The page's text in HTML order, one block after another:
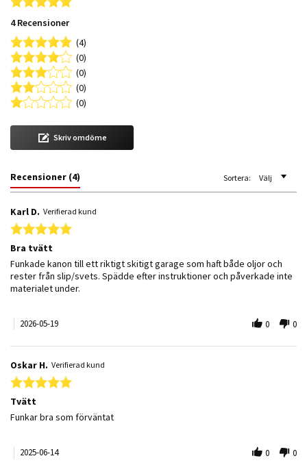
4 Recensioner
(4)
(0)
(0)
(0)
(0)
Skriv omdöme
Recensioner (4) Sortera: Välj
Karl D. Verifierad kund
5.0 star rating
Bra tvätt
Review by Karl D. on 19 May 2026
review stating Bra tvätt
Funkade kanon till ett riktigt skitigt garage som haft både oljor och
rester från slip/svets. Spädde efter instruktioner och påverkade inte
materialet under.
2026-05-19 0 0
Oskar H. Verifierad kund
5.0 star rating
Tvätt
Review by Oskar H. on 14 Jun 2025
review stating Tvätt
Funkar bra som förväntat
2025-06-14 0 0